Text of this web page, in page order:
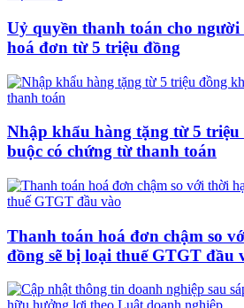
Uỷ quyền thanh toán cho
hoá đơn từ 5 triệu đồng
Nhập khẩu hàng tặng từ 5
buộc có chứng từ thanh toán
Thanh toán hoá đơn chậm so
đồng sẽ bị loại thuế GTGT đầu